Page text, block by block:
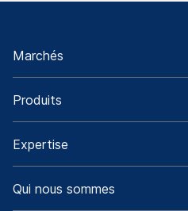
Marchés
Produits
Expertise
Qui nous sommes